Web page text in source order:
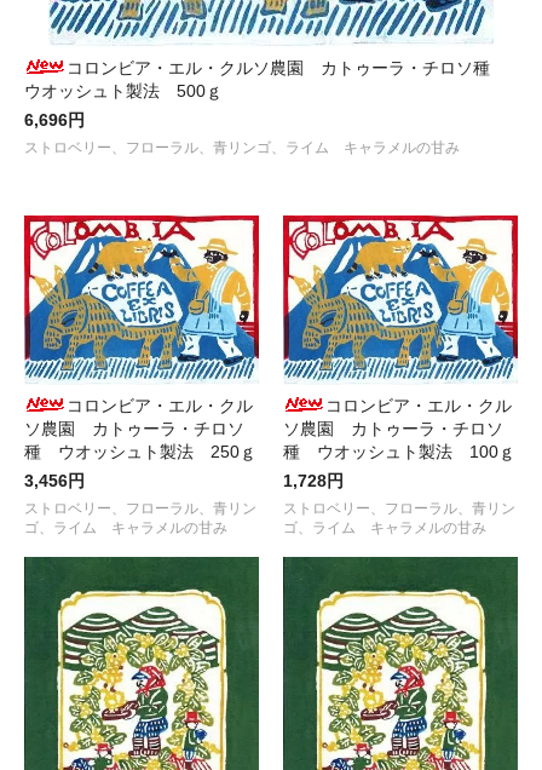
コロンビア・エル・クルソ農園 カトゥーラ・チロソ種
ウオッシュト製法 500ｇ
6,696円
ストロベリー、フローラル、青リンゴ、ライム キャラメルの甘み
コロンビア・エル・クル
ソ農園 カトゥーラ・チロソ
種 ウオッシュト製法 250ｇ
3,456円
ストロベリー、フローラル、青リン
ゴ、ライム キャラメルの甘み
コロンビア・エル・クル
ソ農園 カトゥーラ・チロソ
種 ウオッシュト製法 100ｇ
1,728円
ストロベリー、フローラル、青リン
ゴ、ライム キャラメルの甘み